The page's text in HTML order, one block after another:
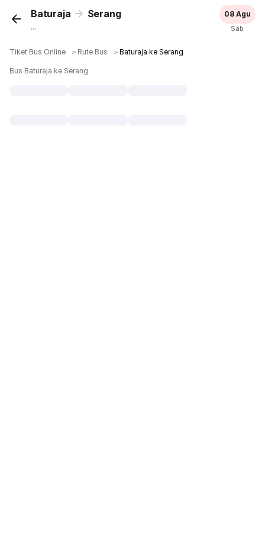
Baturaja Serang
...
08 Agu
Sab
Tiket Bus Online ＞ Rute Bus ＞Baturaja ke Serang
Bus Baturaja ke Serang